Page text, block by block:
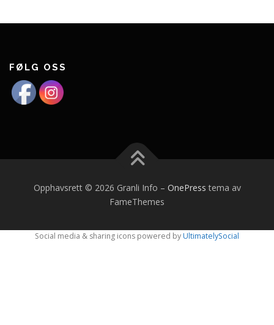
FØLG OSS
Opphavsrett © 2026 Granli Info – OnePress tema av
FameThemes
Social media & sharing icons powered byUltimatelySocial